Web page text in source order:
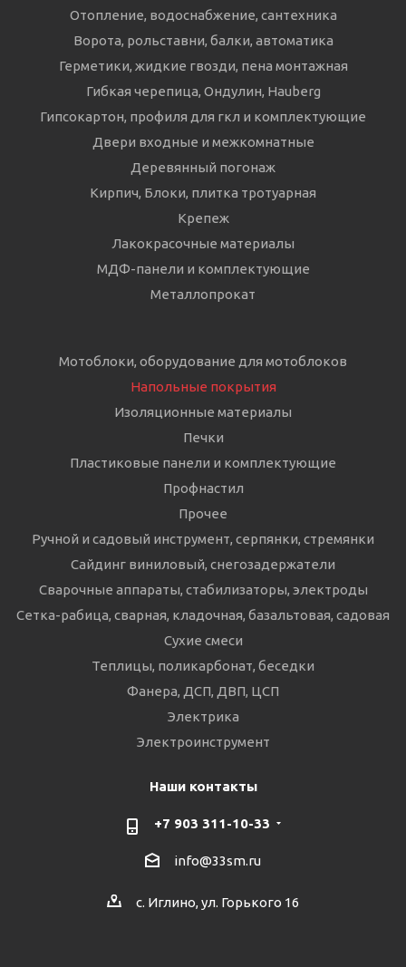
Отопление, водоснабжение, сантехника
Ворота, рольставни, балки, автоматика
Герметики, жидкие гвозди, пена монтажная
Гибкая черепица, Ондулин, Hauberg
Гипсокартон, профиля для гкл и комплектующие
Двери входные и межкомнатные
Деревянный погонаж
Кирпич, Блоки, плитка тротуарная
Крепеж
Лакокрасочные материалы
МДФ-панели и комплектующие
Металлопрокат
Мотоблоки, оборудование для мотоблоков
Напольные покрытия
Изоляционные материалы
Печки
Пластиковые панели и комплектующие
Профнастил
Прочее
Ручной и садовый инструмент, серпянки, стремянки
Сайдинг виниловый, снегозадержатели
Сварочные аппараты, стабилизаторы, электроды
Сетка-рабица, сварная, кладочная, базальтовая, садовая
Сухие смеси
Теплицы, поликарбонат, беседки
Фанера, ДСП, ДВП, ЦСП
Электрика
Электроинструмент
Наши контакты
+7 903 311-10-33
info@33sm.ru
с. Иглино, ул. Горького 16